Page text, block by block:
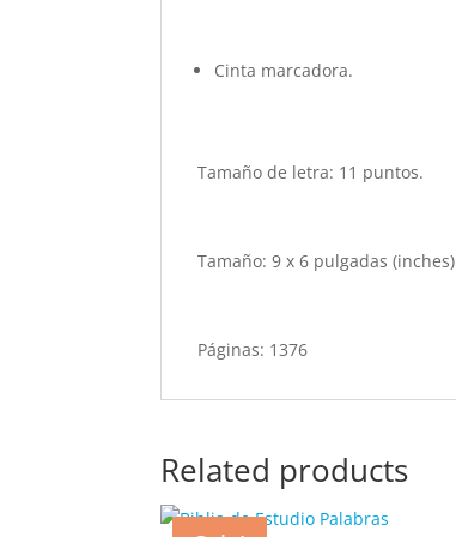
Cinta marcadora.
Tamaño de letra: 11 puntos.
Tamaño: 9 x 6 pulgadas (inches)
Páginas: 1376
Related products